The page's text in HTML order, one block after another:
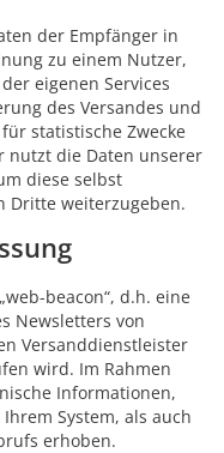
der Empfänger in
zu einem Nutzer,
eigenen Services
des Versandes und
statistische Zwecke
nutzt die Daten unserer
diese selbst
Dritte weiterzugeben.
beacon“, d.h. eine
Newsletters von
Versanddienstleister
wird. Im Rahmen
Informationen,
System, als auch
erhoben.